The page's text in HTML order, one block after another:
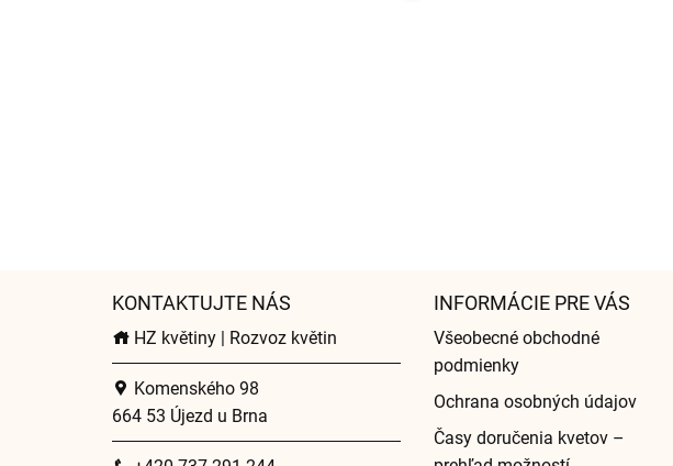
KONTAKTUJTE NÁS
HZ květiny | Rozvoz květin
Komenského 98
664 53 Újezd u Brna
INFORMÁCIE PRE VÁS
Všeobecné obchodné
podmienky
Ochrana osobných údajov
Časy doručenia kvetov –